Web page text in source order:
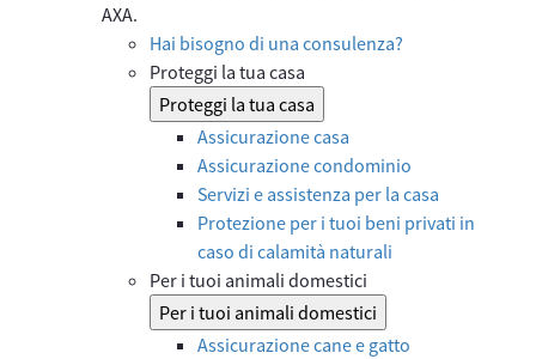
AXA.
Hai bisogno di una consulenza?
Proteggi la tua casa
Proteggi la tua casa
Assicurazione casa
Assicurazione condominio
Servizi e assistenza per la casa
Protezione per i tuoi beni privati in
caso di calamità naturali
Per i tuoi animali domestici
Per i tuoi animali domestici
Assicurazione cane e gatto